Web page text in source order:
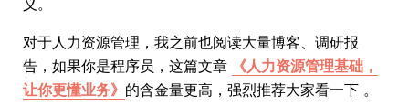
对于人力资源管理，我之前也阅读大量博客、调研报
告，如果你是程序员，这篇文章
《人力资源管理基础，
让你更懂业务》 的含金量更高，强烈推荐大家看一下 。